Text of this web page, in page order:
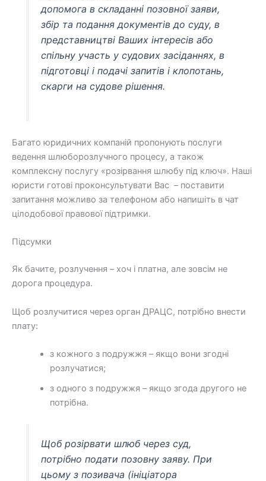
допомога в складанні позовної заяви,
збір та подання документів до суду, в
представництві Ваших інтересів або
спільну участь у судових засіданнях, в
підготовці і подачі запитів і клопотань,
скарги на судове рішення.
Багато юридичних компаній пропонують послуги
ведення шлюборозлучного процесу, а також
комплексну послугу «розірвання шлюбу під ключ». Наші
юристи готові проконсультувати Вас – поставити
запитання можливо за телефоном або напишіть в чат
цілодобової правової підтримки.
Підсумки
Як бачите, розлучення – хоч і платна, але зовсім не
дорога процедура.
Щоб розлучитися через орган ДРАЦС, потрібно внести
плату:
з кожного з подружжя – якщо вони згодні
розлучатися;
з одного з подружжя – якщо згода другого не
потрібна.
Щоб розірвати шлюб через суд,
потрібно подати позовну заяву. При
цьому з позивача (ініціатора